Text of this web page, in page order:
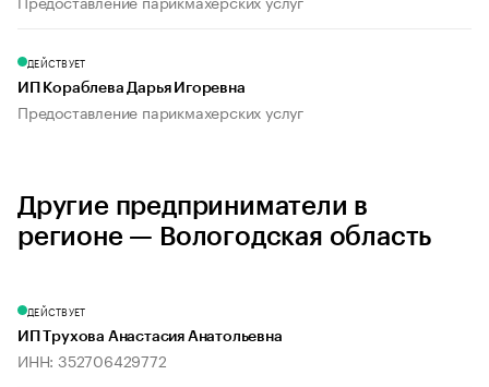
ДЕЙСТВУЕТ
ИП Кораблева Дарья Игоревна
Предоставление парикмахерских услуг
Другие предприниматели в
регионе — Вологодская область
ДЕЙСТВУЕТ
ИП Трухова Анастасия Анатольевна
ИНН: 352706429772